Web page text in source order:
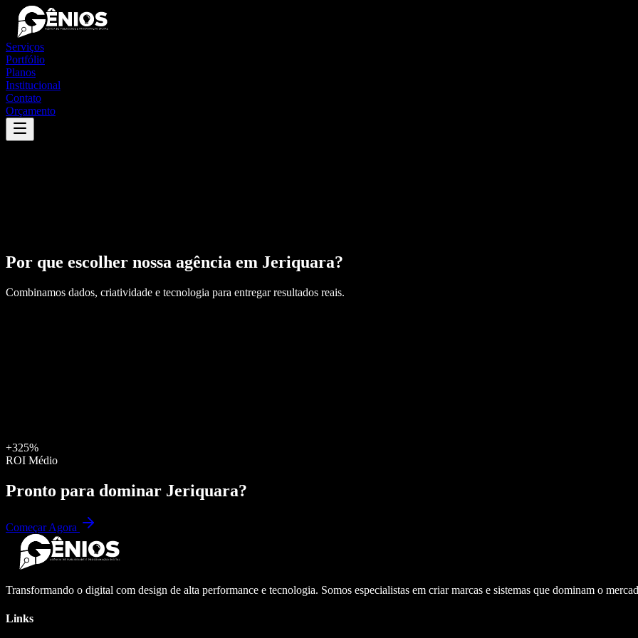
Serviços
Portfólio
Planos
Institucional
Contato
Orçamento
Por que escolher nossa agência em Jeriquara?
Combinamos dados, criatividade e tecnologia para entregar resultados reais.
+325%
ROI Médio
Pronto para dominar Jeriquara?
Começar Agora
Transformando o digital com design de alta performance e tecnologia. Somos especialistas em criar marcas e sistemas que dominam o
Links